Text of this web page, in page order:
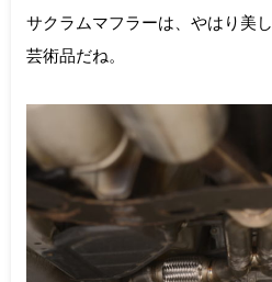
サクラムマフラーは、やはり美し
芸術品だね。